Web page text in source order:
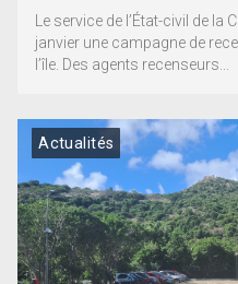
Le service de l’État-civil de la
janvier une campagne de
l’île. Des agents recenseurs...
Actualités